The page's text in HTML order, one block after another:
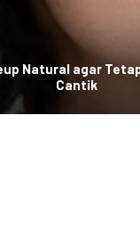
Natural agar
Cantik